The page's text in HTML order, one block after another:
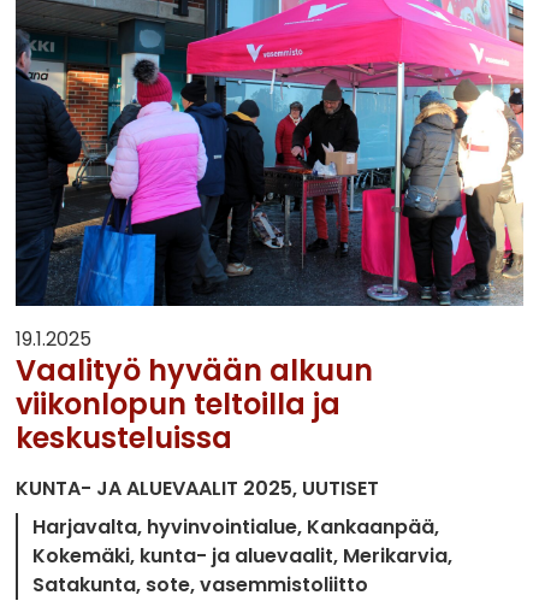
19.1.2025
Vaalityö hyvään alkuun
viikonlopun teltoilla ja
keskusteluissa
KUNTA- JA ALUEVAALIT 2025 UUTISET
Harjavalta hyvinvointialue Kankaanpää
Kokemäki kunta- ja aluevaalit Merikarvia
Satakunta sote vasemmistoliitto